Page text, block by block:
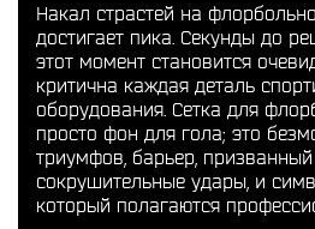
Накал страстей на
достигает пика. Секунды до
этот момент становится
критична каждая деталь
оборудования. Сетка для
просто фон для гола; это
триумфов, барьер,
сокрушительные удары, и
который полагаются